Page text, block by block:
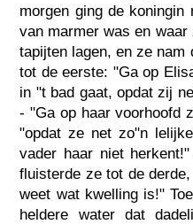
morgen ging de koningin
van marmer was en
tapijten lagen, en ze nam
tot de eerste: "Ga op
in "t bad gaat, opdat zij
- "Ga op haar voorhoofd
"opdat ze net zo"n
vader haar niet
fluisterde ze tot de
weet wat kwelling is!"
heldere water dat